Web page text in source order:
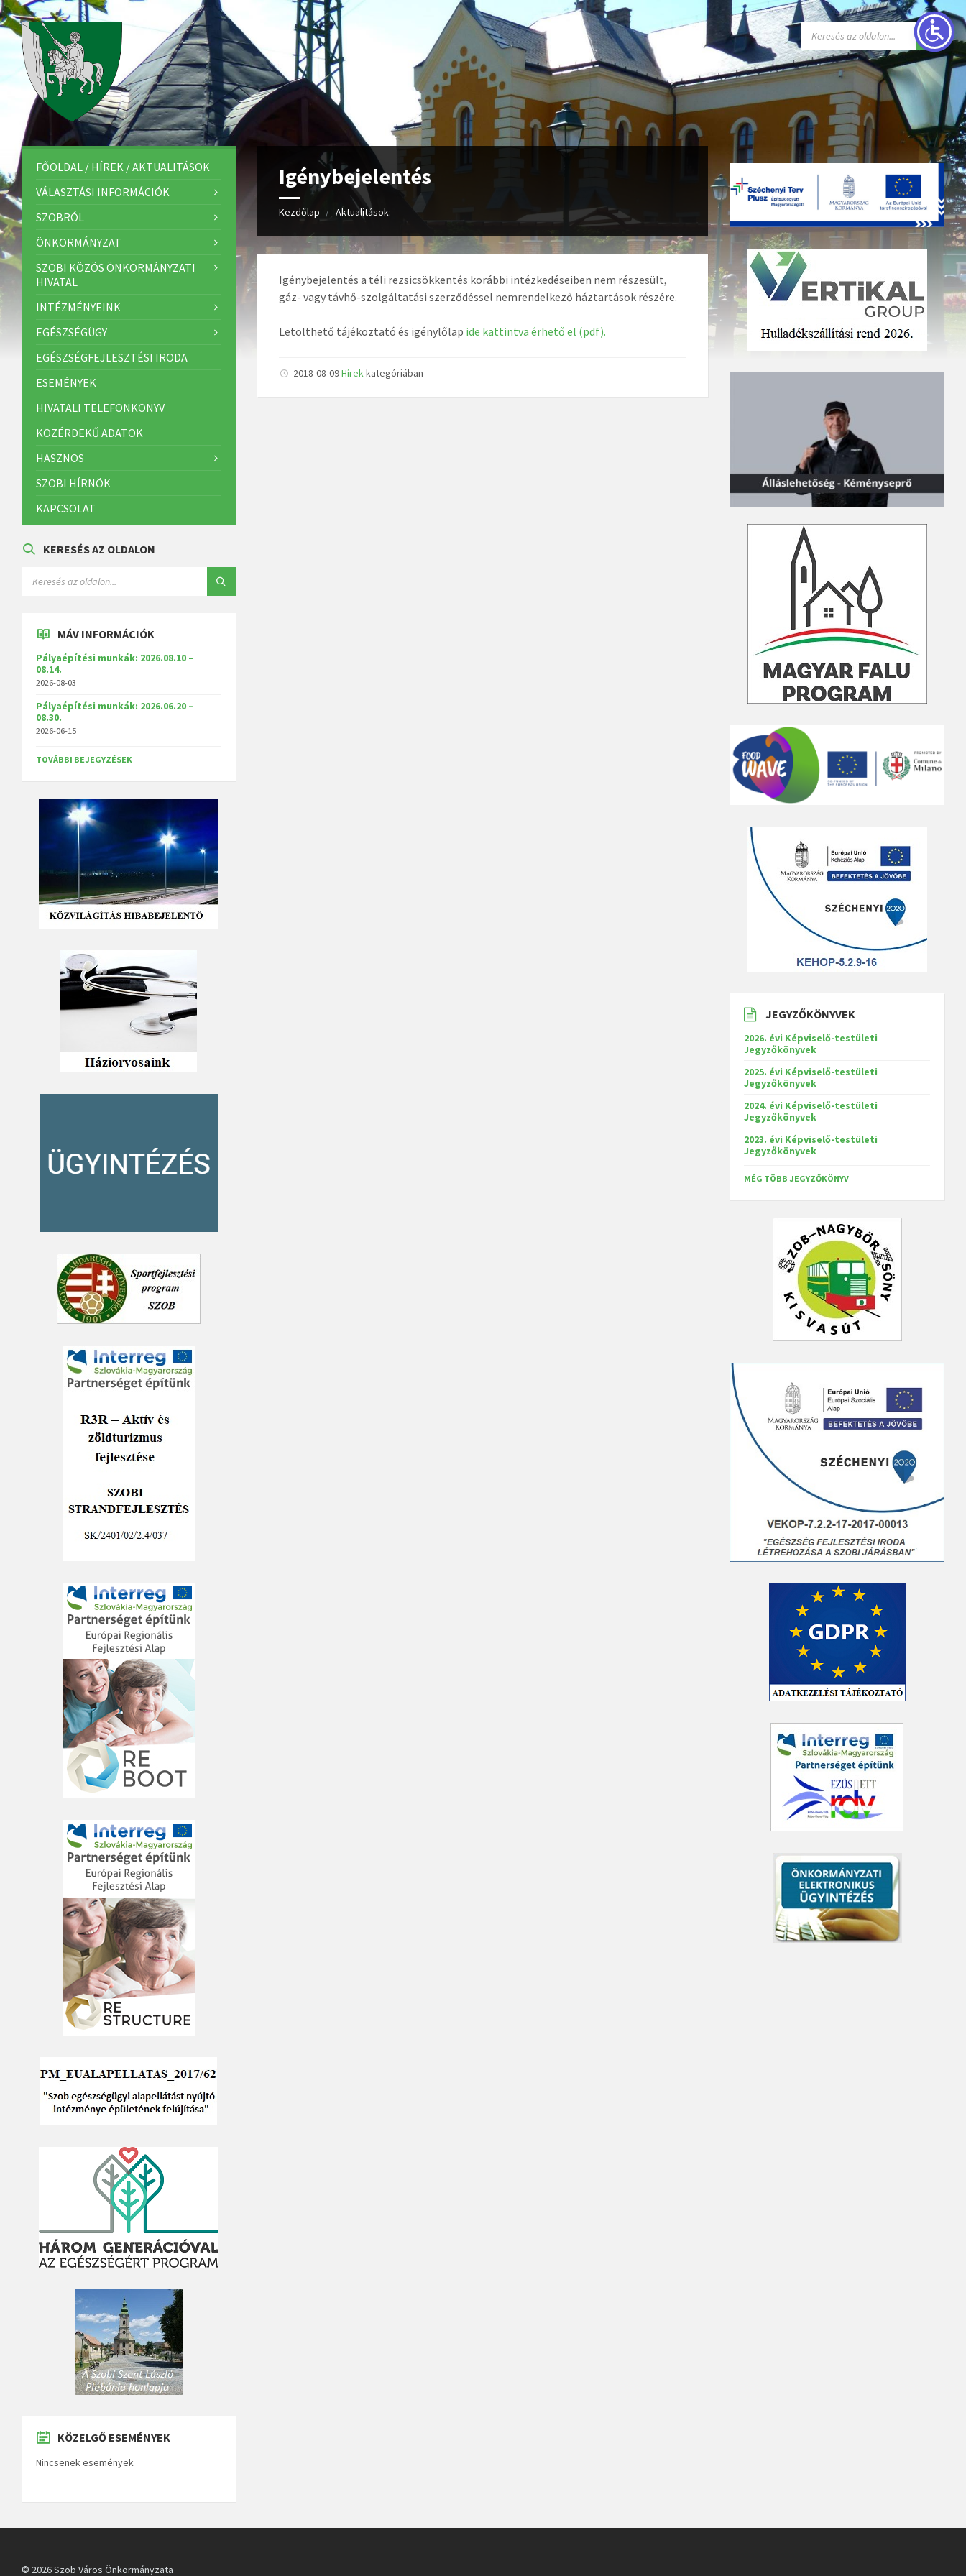
Igénybejelentés
Kezdőlap Aktualitások:
Igénybejelentés a téli rezsicsökkentés korábbi intézkedéseiben nem részesült,
gáz- vagy távhő-szolgáltatási szerződéssel nemrendelkező háztartások részére.
Letölthető tájékoztató és igénylőlap ide kattintva érhető el (pdf).
2018-08-09Hírekkategóriában
FŐOLDAL / HÍREK / AKTUALITÁSOK
VÁLASZTÁSI INFORMÁCIÓK
SZOBRÓL
ÖNKORMÁNYZAT
SZOBI KÖZÖS ÖNKORMÁNYZATI
HIVATAL
INTÉZMÉNYEINK
EGÉSZSÉGÜGY
EGÉSZSÉGFEJLESZTÉSI IRODA
ESEMÉNYEK
HIVATALI TELEFONKÖNYV
KÖZÉRDEKŰ ADATOK
HASZNOS
SZOBI HÍRNÖK
KAPCSOLAT
KERESÉS AZ OLDALON
MÁV INFORMÁCIÓK
Pályaépítési munkák: 2026.08.10 –
08.14.
2026-08-03
Pályaépítési munkák: 2026.06.20 –
08.30.
2026-06-15
TOVÁBBI BEJEGYZÉSEK
KÖZELGŐ ESEMÉNYEK
Nincsenek események
JEGYZŐKÖNYVEK
2026. évi Képviselő-testületi
Jegyzőkönyvek
2025. évi Képviselő-testületi
Jegyzőkönyvek
2024. évi Képviselő-testületi
Jegyzőkönyvek
2023. évi Képviselő-testületi
Jegyzőkönyvek
MÉG TÖBB JEGYZŐKÖNYV
© 2026 Szob Város Önkormányzata